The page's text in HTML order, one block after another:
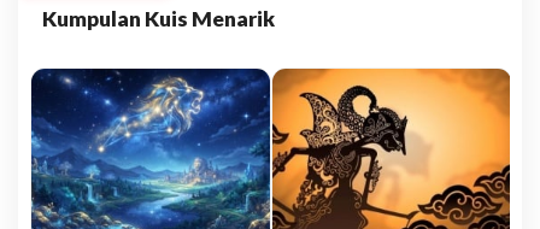
Kumpulan Kuis Menarik